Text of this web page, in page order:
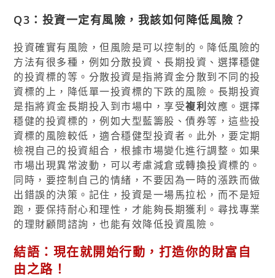
Q3：投資一定有風險，我該如何降低風險？
投資確實有風險，但風險是可以控制的。降低風險的
方法有很多種，例如分散投資、長期投資、選擇穩健
的投資標的等。分散投資是指將資金分散到不同的投
資標的上，降低單一投資標的下跌的風險。長期投資
是指將資金長期投入到市場中，享受複利 效應。選擇
穩健的投資標的，例如大型藍籌股、債券等，這些投
資標的風險較低，適合穩健型投資者。此外，要定期
檢視自己的投資組合，根據市場變化進行調整。如果
市場出現異常波動，可以考慮減倉或轉換投資標的。
同時，要控制自己的情緒，不要因為一時的漲跌而做
出錯誤的決策。記住，投資是一場馬拉松，而不是短
跑，要保持耐心和理性，才能夠長期獲利。尋找專業
的理財顧問諮詢，也能有效降低投資風險。
結語：現在就開始行動，打造你的財富自
由之路！